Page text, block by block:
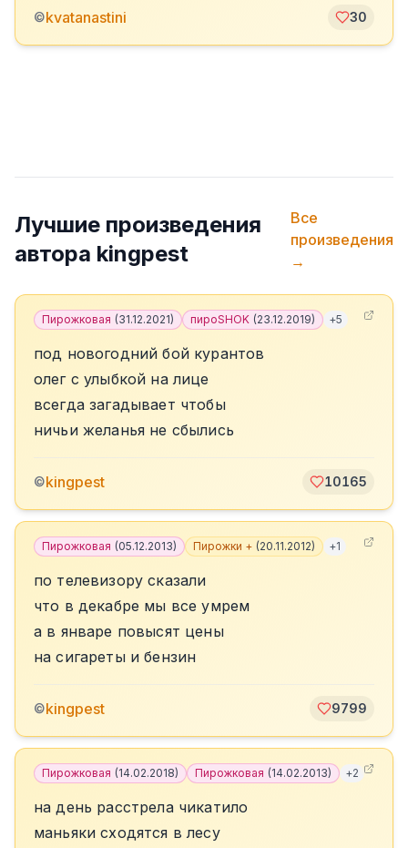
©kvatanastini 30
Лучшие произведения
автора kingpest
Все
произведения
→
Пирожковая (31.12.2021) пироSHOK (23.12.2019) +5
под новогодний бой курантов
олег с улыбкой на лице
всегда загадывает чтобы
ничьи желанья не сбылись
©kingpest 10165
Пирожковая (05.12.2013) Пирожки + (20.11.2012) +1
по телевизору сказали
что в декабре мы все умрем
а в январе повысят цены
на сигареты и бензин
©kingpest 9799
Пирожковая (14.02.2018) Пирожковая (14.02.2013) +2
на день расстрела чикатило
маньяки сходятся в лесу